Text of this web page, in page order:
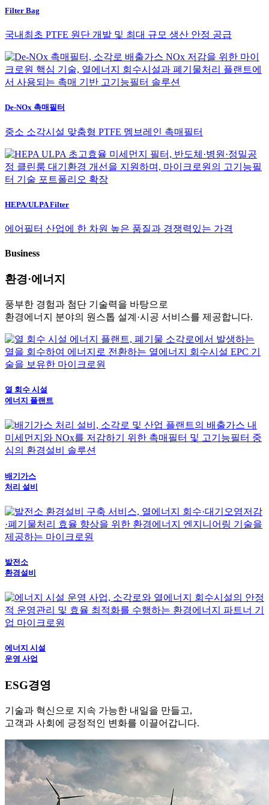
Filter Bag
국내최초 PTFE 원단 개발 및 최대 규모 생산 안정 공급
De-NOx 촉매필터
중소 소각시설 맞춤형 PTFE 멤브레인 촉매필터
HEPA/ULPA Filter
에어필터 산업에 한 차원 높은 품질과 경쟁력있는 가격
Business
환경·에너지
풍부한 경험과 첨단 기술력을 바탕으로
환경에너지 분야의 원스톱 설계·시공 서비스를 제공합니다.
열 회수 시설
에너지 플랜트
배기가스
처리 설비
발전소
환경설비
에너지 시설
운영 사업
ESG경영
기술과 혁신으로 지속 가능한 내일을 만들고,
고객과 사회에 긍정적인 변화를 이끌어갑니다.